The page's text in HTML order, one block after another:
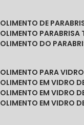
POLIMENTO DE
POLIMENTO PARABRISA
POLIMENTO DO
POLIMENTO PARA
POLIMENTO EM VIDRO
POLIMENTO EM VIDRO
POLIMENTO EM VIDRO